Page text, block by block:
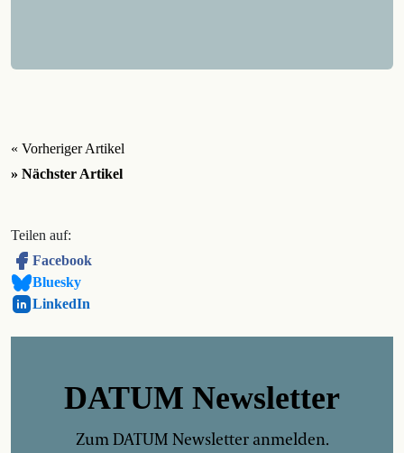
« Vorheriger Artikel
» Nächster Artikel
Teilen auf:
Facebook
Bluesky
LinkedIn
DATUM Newsletter
Zum DATUM Newsletter anmelden.